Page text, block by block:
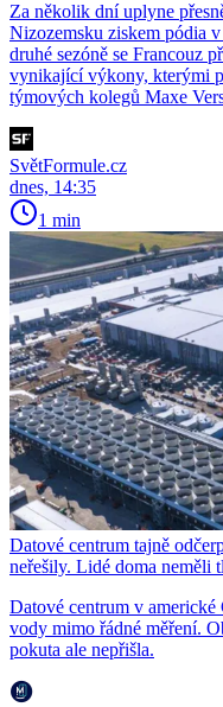
Za několik dní uplyne
Nizozemsku ziskem pódia
druhé sezóně se Francouz
vynikající výkony, kterými
týmových kolegů Maxe
SvětFormule.cz
dnes, 14:35
1 min
Datové centrum tajně
neřešily. Lidé doma neměli
Datové centrum v
vody mimo řádné měření.
pokuta ale nepřišla.